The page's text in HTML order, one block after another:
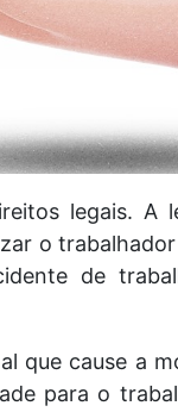
legais. A
o
de
que cause a
para o